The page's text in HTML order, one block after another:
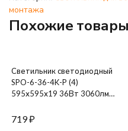
монтажа
Похожие товары
Светильник светодиодный
SPO-6-36-4K-P (4)
595х595х19 36Вт 3060лм
драйвером) ЭРА Б0039057
719₽